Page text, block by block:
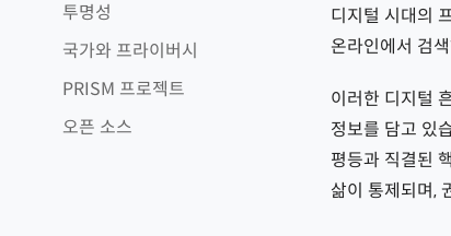
투명성
국가와 프라이버시
PRISM 프로젝트
오픈 소스
디지털 시대의
온라인에서 검
이러한 디지털
정보를 담고 있
평등과 직결된
삶이 통제되며,